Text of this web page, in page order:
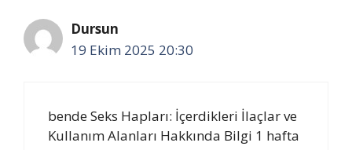
Dursun
19 Ekim 2025 20:30
bende Seks Hapları: İçerdikleri İlaçlar ve
Kullanım Alanları Hakkında Bilgi 1 hafta